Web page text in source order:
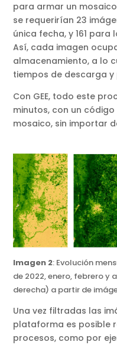
para armar un
se requerirían 23
única fecha, y 161
Así, cada imagen
almacenamiento, a lo
tiempos de descarga
Con GEE, todo este
minutos, con un
mosaico, sin importar
Imagen 2: Evolución
de 2022, enero, febrero y
derecha) a partir de
Una vez filtradas las
plataforma es posible
procesos, como por